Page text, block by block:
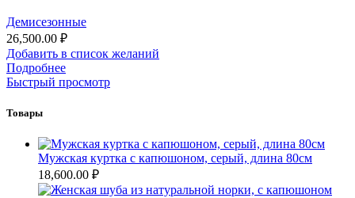
Демисезонные
26,500.00 ₽
Добавить в список желаний
Подробнее
Быстрый просмотр
Товары
Мужская куртка с капюшоном, серый, длина 80см
18,600.00 ₽